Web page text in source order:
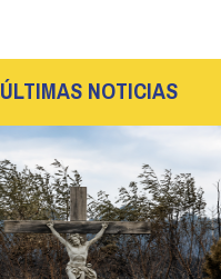
ÚLTIMAS NOTICIAS